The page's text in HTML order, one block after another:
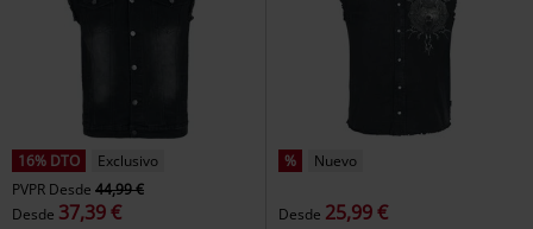
16% DTO
Exclusivo
PVPR Desde 44,99 €
Desde 37,39 €
% Nuevo
Desde 25,99 €